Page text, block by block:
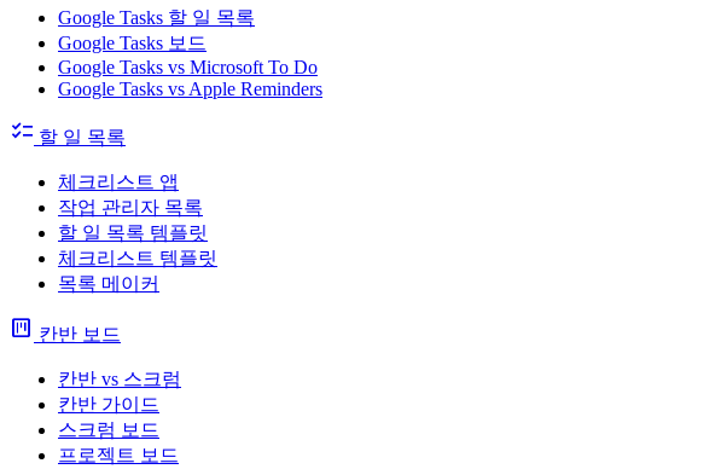
Google Tasks 할 일 목록
Google Tasks 보드
Google Tasks vs Microsoft To Do
Google Tasks vs Apple Reminders
checklist 할 일 목록
체크리스트 앱
작업 관리자 목록
할 일 목록 템플릿
체크리스트 템플릿
목록 메이커
view_kanban 칸반 보드
칸반 vs 스크럼
칸반 가이드
스크럼 보드
프로젝트 보드